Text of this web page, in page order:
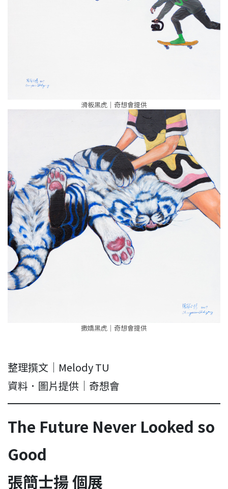
滑板黑虎｜奇想會提供
撒嬌黑虎｜奇想會提供
整理撰文｜Melody TU
資料．圖片提供｜奇想會
The Future Never Looked so
Good
張簡士揚 個展